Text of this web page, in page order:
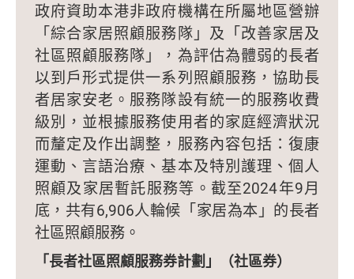
政府資助本港非政府機構在所屬地區營辦
「綜合家居照顧服務隊」及「改善家居及
社區照顧服務隊」，為評估為體弱的長者
以到戶形式提供一系列照顧服務，協助長
者居家安老。服務隊設有統一的服務收費
級別，並根據服務使用者的家庭經濟狀況
而釐定及作出調整，服務內容包括：復康
運動、言語治療、基本及特別護理、個人
照顧及家居暫託服務等。截至2024年9月
底，共有6,906人輪候「家居為本」的長者
社區照顧服務。
「長者社區照顧服務券計劃」（社區券）